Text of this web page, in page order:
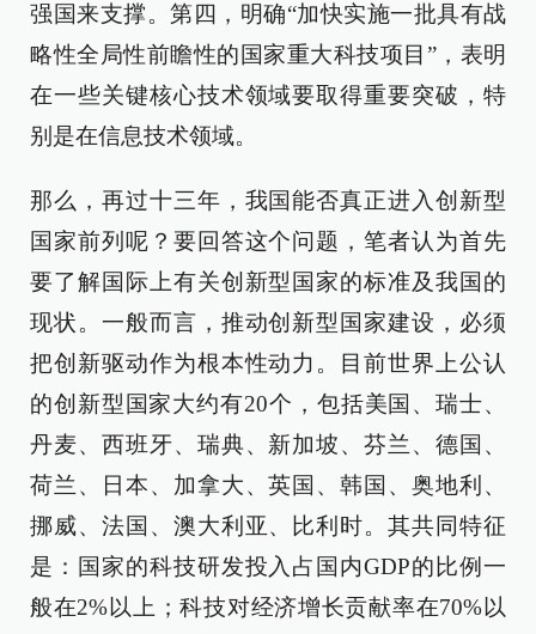
强国来支撑。第四，明确“加快实施一批具有战
略性全局性前瞻性的国家重大科技项目”，表明
在一些关键核心技术领域要取得重要突破，特
别是在信息技术领域。
那么，再过十三年，我国能否真正进入创新型
国家前列呢？要回答这个问题，笔者认为首先
要了解国际上有关创新型国家的标准及我国的
现状。一般而言，推动创新型国家建设，必须
把创新驱动作为根本性动力。目前世界上公认
的创新型国家大约有20个，包括美国、瑞士、
丹麦、西班牙、瑞典、新加坡、芬兰、德国、
荷兰、日本、加拿大、英国、韩国、奥地利、
挪威、法国、澳大利亚、比利时。其共同特征
是：国家的科技研发投入占国内GDP的比例一
般在2%以上；科技对经济增长贡献率在70%以